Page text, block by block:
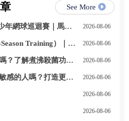
See More
年網球巡迴賽｜馬來
2026-08-06
Training）｜如
2026-08-06
？了解煮沸殺菌功能
2026-08-06
感的人嗎？打造更舒
裝
2026-08-06
2026-08-06
2026-08-06